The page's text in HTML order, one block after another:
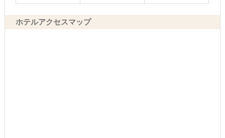
ホテルアクセスマップ